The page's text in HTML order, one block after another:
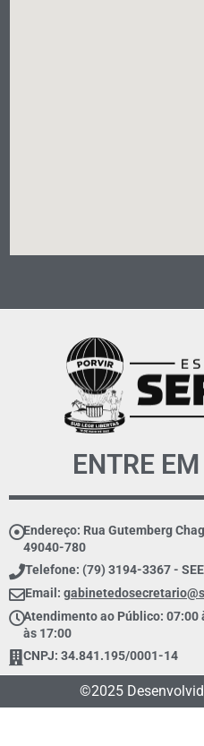
ENTRE
Endereço: Rua Gutemberg
49040-780
Telefone: (79) 3194-3367 -
Email:
Atendimento ao Público: 07:00
às 17:00
CNPJ: 34.841.195/0001-14
©2025